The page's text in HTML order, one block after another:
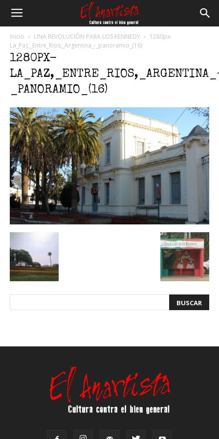
Anartista
Inicio UNA REVOLUCIÓN PARA LOS KENNEDY
1280px-
La_Paz,_Entre_Rios,_Argentina_-_panoramio_(16)
1280PX-
_PANORAMIO_(16)